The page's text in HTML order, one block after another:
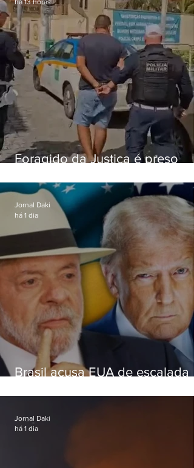
Foragido da Justiça é preso
RJ-106, em Maricá
há 13 horas
Brasil acusa EUA de escalada
embaixadora
Jornal Daki
há 1 dia
Jornal Daki
há 1 dia